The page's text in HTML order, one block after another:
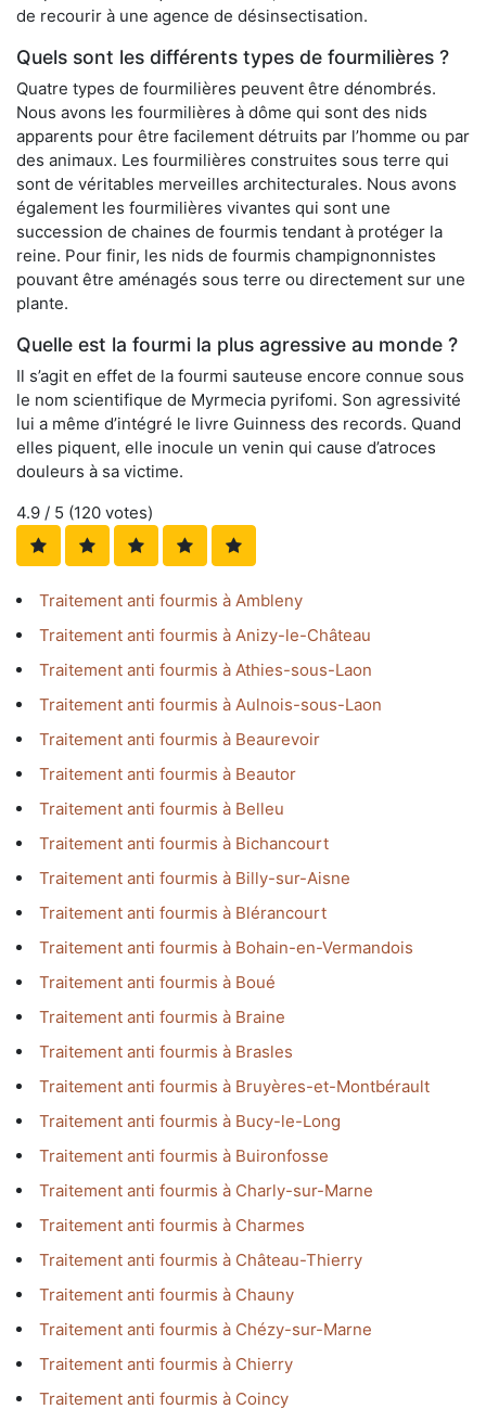
de recourir à une agence de désinsectisation.
Quels sont les différents types de fourmilières ?
Quatre types de fourmilières peuvent être dénombrés.
Nous avons les fourmilières à dôme qui sont des nids
apparents pour être facilement détruits par l’homme ou par
des animaux. Les fourmilières construites sous terre qui
sont de véritables merveilles architecturales. Nous avons
également les fourmilières vivantes qui sont une
succession de chaines de fourmis tendant à protéger la
reine. Pour finir, les nids de fourmis champignonnistes
pouvant être aménagés sous terre ou directement sur une
plante.
Quelle est la fourmi la plus agressive au monde ?
Il s’agit en effet de la fourmi sauteuse encore connue sous
le nom scientifique de Myrmecia pyrifomi. Son agressivité
lui a même d’intégré le livre Guinness des records. Quand
elles piquent, elle inocule un venin qui cause d’atroces
douleurs à sa victime.
4.9 / 5 (120 votes)
Traitement anti fourmis à Ambleny
Traitement anti fourmis à Anizy-le-Château
Traitement anti fourmis à Athies-sous-Laon
Traitement anti fourmis à Aulnois-sous-Laon
Traitement anti fourmis à Beaurevoir
Traitement anti fourmis à Beautor
Traitement anti fourmis à Belleu
Traitement anti fourmis à Bichancourt
Traitement anti fourmis à Billy-sur-Aisne
Traitement anti fourmis à Blérancourt
Traitement anti fourmis à Bohain-en-Vermandois
Traitement anti fourmis à Boué
Traitement anti fourmis à Braine
Traitement anti fourmis à Brasles
Traitement anti fourmis à Bruyères-et-Montbérault
Traitement anti fourmis à Bucy-le-Long
Traitement anti fourmis à Buironfosse
Traitement anti fourmis à Charly-sur-Marne
Traitement anti fourmis à Charmes
Traitement anti fourmis à Château-Thierry
Traitement anti fourmis à Chauny
Traitement anti fourmis à Chézy-sur-Marne
Traitement anti fourmis à Chierry
Traitement anti fourmis à Coincy